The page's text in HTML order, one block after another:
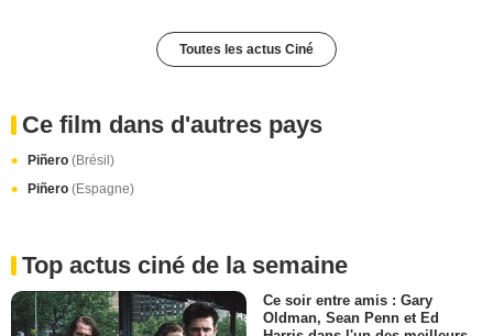
Toutes les actus Ciné
Ce film dans d'autres pays
Piñero (Brésil)
Piñero (Espagne)
Top actus ciné de la semaine
Ce soir entre amis : Gary
Oldman, Sean Penn et Ed